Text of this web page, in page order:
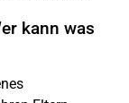
kann was